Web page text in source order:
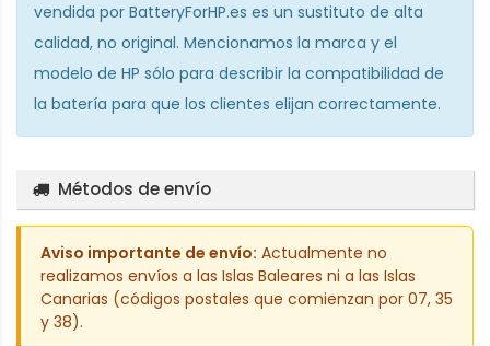
vendida por BatteryForHP.es es un sustituto de alta
calidad, no original. Mencionamos la marca y el
modelo de HP sólo para describir la compatibilidad de
la batería para que los clientes elijan correctamente.
Métodos de envío
Aviso importante de envío: Actualmente no
realizamos envíos a las Islas Baleares ni a las Islas
Canarias (códigos postales que comienzan por 07, 35
y 38).